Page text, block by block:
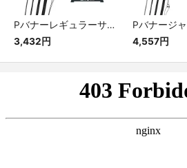
Pバナーレギュラーサイズ専用ポール
3,432円
4,557円